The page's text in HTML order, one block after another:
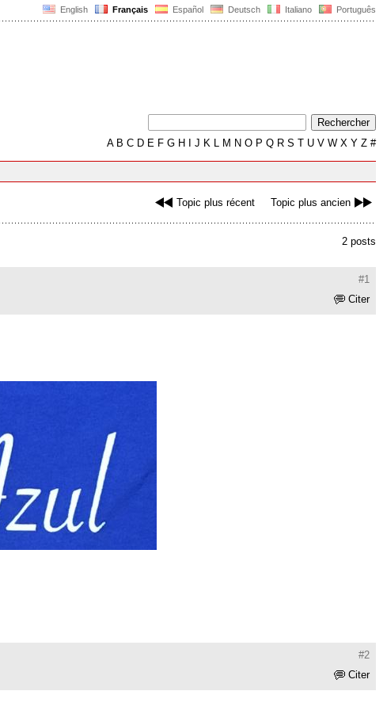
English Français Español Deutsch Italiano Português
AB C D E F G H J K L M N O P Q R S T U V W X Y Z #
Topic plus récent Topic plus ancien
2 posts
#1
Citer
#2
Citer